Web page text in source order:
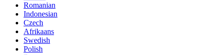
Romanian
Indonesian
Czech
Afrikaans
Swedish
Polish